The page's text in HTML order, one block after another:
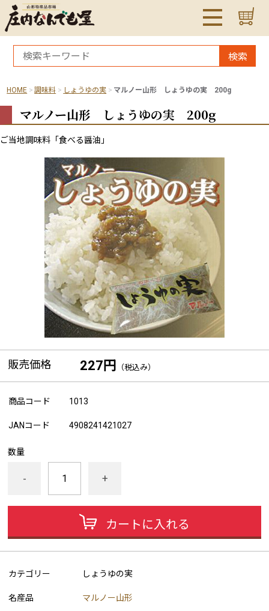
検索
HOME 調味料 しょうゆの実 マルノー山形 しょうゆの実 200g
マルノー山形 しょうゆの実 200g
ご当地調味料「食べる醤油」
販売価格 227円 （税込み）
商品コード 1013
JANコード 4908241421027
数量
- +
カートに入れる
カテゴリー しょうゆの実
名産品 マルノー山形